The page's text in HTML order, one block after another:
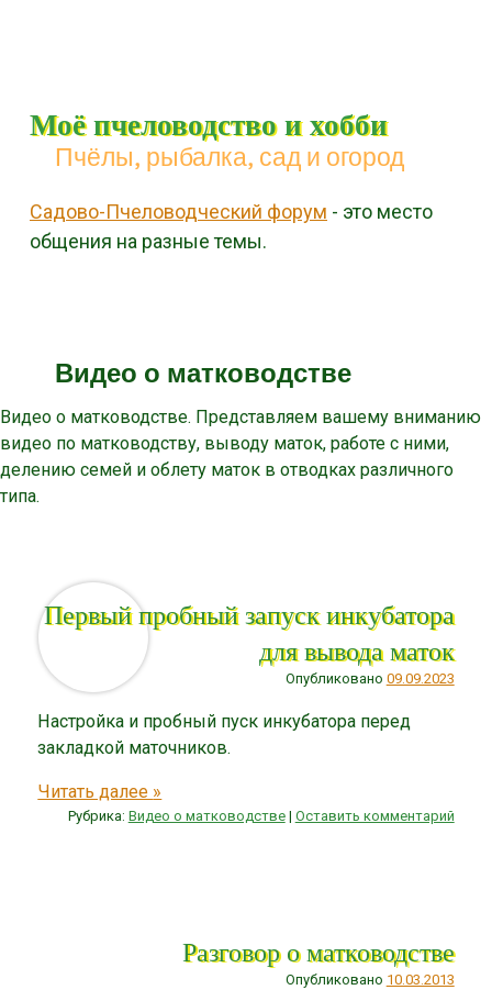
Моё пчеловодство и хобби
Пчёлы, рыбалка, сад и огород
Садово-Пчеловодческий форум - это место
общения на разные темы.
Видео о матководстве
Видео о матководстве. Представляем вашему вниманию
видео по матководству, выводу маток, работе с ними,
делению семей и облету маток в отводках различного
типа.
Первый пробный запуск инкубатора
для вывода маток
Опубликовано 09.09.2023
Настройка и пробный пуск инкубатора перед
закладкой маточников.
Читать далее »
Рубрика: Видео о матководстве | Оставить комментарий
Разговор о матководстве
Опубликовано 10.03.2013